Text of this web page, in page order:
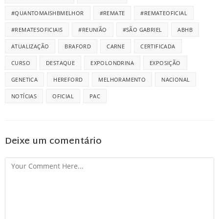
#QUANTOMAISHBMELHOR #REMATE #REMATEOFICIAL
#REMATESOFICIAIS #REUNIÃO #SÃO GABRIEL ABHB
ATUALIZAÇÃO BRAFORD CARNE CERTIFICADA
CURSO DESTAQUE EXPOLONDRINA EXPOSIÇÃO
GENETICA HEREFORD MELHORAMENTO NACIONAL
NOTÍCIAS OFICIAL PAC
Deixe um comentário